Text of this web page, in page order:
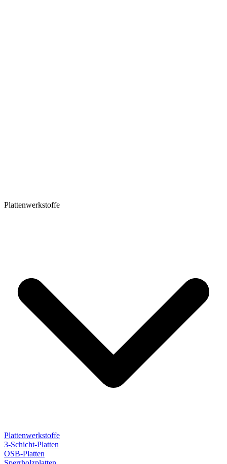
Plattenwerkstoffe
Plattenwerkstoffe
3-Schicht-Platten
OSB-Platten